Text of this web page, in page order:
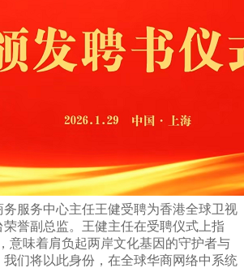
务服务中心主任王健受聘为香港全球卫视
誉副总监。王健主任在受聘仪式上指
意味着肩负起两岸文化基因的守护者与
们将以此身份，在全球华商网络中系统